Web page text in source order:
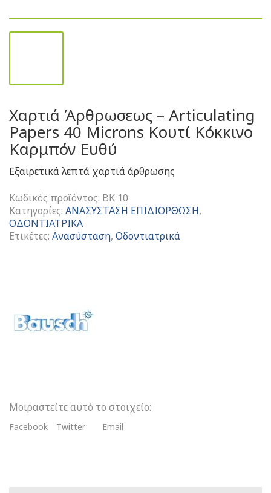
Χαρτιά Άρθρωσεως – Articulating
Papers 40 Microns Κουτί Κόκκινο
Καρμπόν Ευθύ
Εξαιρετικά λεπτά χαρτιά άρθρωσης
Κωδικός προϊόντος: BK 10
Κατηγορίες: ΑΝΑΣΥΣΤΑΣΗ ΕΠΙΔΙΟΡΘΩΣΗ,
ΟΔΟΝΤΙΑΤΡΙΚΑ
Ετικέτες: Ανασύσταση, Οδοντιατρικά
Papers
Μοιραστείτε αυτό το στοιχείο:
Facebook Twitter Email